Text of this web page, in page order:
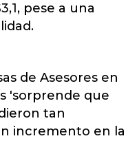
pese a una
de Asesores en
'sorprende que
tan
incremento en la